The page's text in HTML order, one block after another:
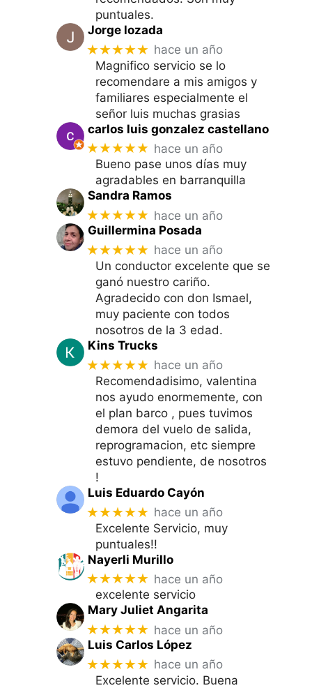
puntuales.
Jorge lozada
★★★★★ hace un año
Magnifico servicio se lo
recomendare a mis amigos y
familiares especialmente el
señor luis muchas grasias
carlos luis gonzalez castellano
★★★★★ hace un año
Bueno pase unos días muy
agradables en barranquilla
Sandra Ramos
★★★★★ hace un año
Guillermina Posada
★★★★★ hace un año
Un conductor excelente que se
ganó nuestro cariño.
Agradecido con don Ismael,
muy paciente con todos
nosotros de la 3 edad.
Kins Trucks
★★★★★ hace un año
Recomendadisimo, valentina
nos ayudo enormemente, con
el plan barco , pues tuvimos
demora del vuelo de salida,
reprogramacion, etc siempre
estuvo pendiente, de nosotros
!
Luis Eduardo Cayón
★★★★★ hace un año
Excelente Servicio, muy
puntuales!!
Nayerli Murillo
★★★★★ hace un año
excelente servicio
Mary Juliet Angarita
★★★★★ hace un año
Luis Carlos López
★★★★★ hace un año
Excelente servicio. Buena